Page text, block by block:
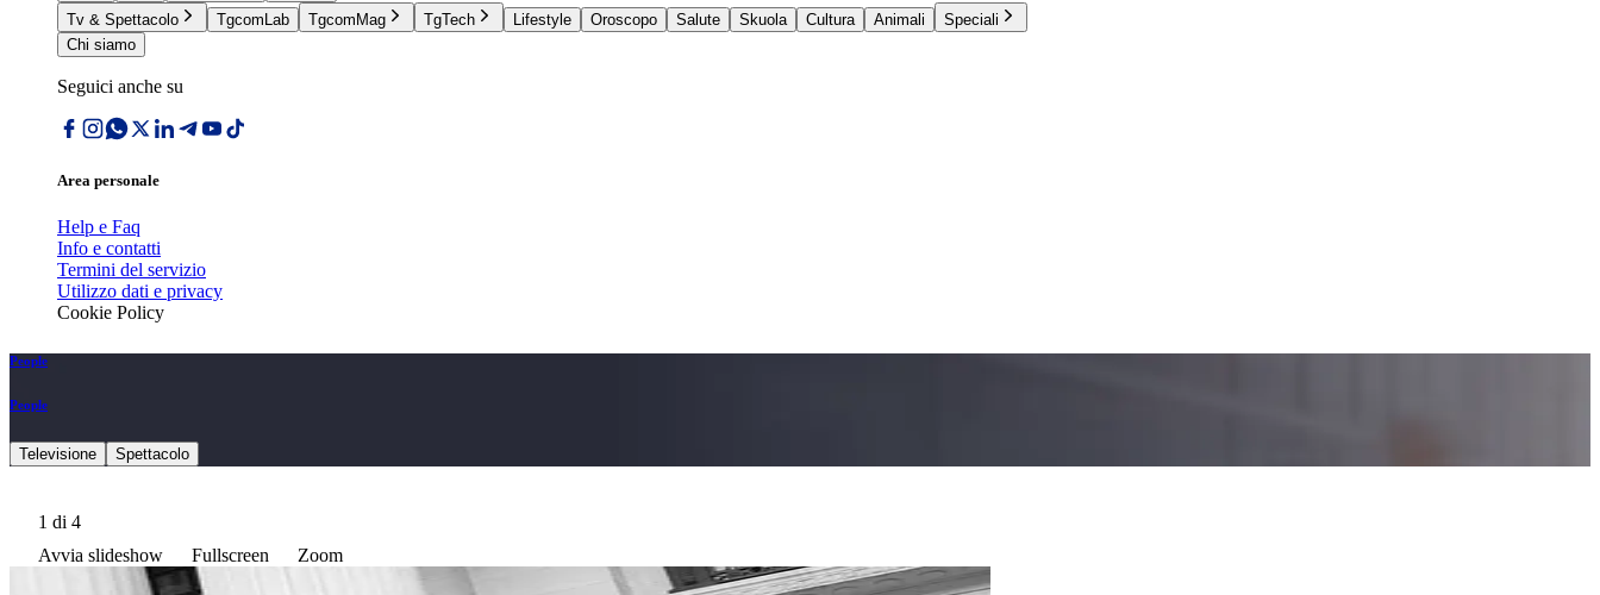
Tv & Spettacolo
TgcomLab TgcomMag TgTech Lifestyle Oroscopo Salute Skuola Cultura Animali
Speciali
Chi siamo
Seguici anche su
Area personale
Help e Faq
Info e contatti
Termini del servizio
Utilizzo dati e privacy
Cookie Policy
People
People
Televisione Spettacolo
1 di 4
Avvia slideshow
Fullscreen Zoom